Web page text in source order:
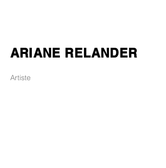
ARIANE RELANDER
Artiste